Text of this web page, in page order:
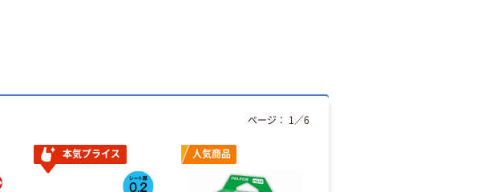
本気プライス 人気商品
ページ： 1 ／6